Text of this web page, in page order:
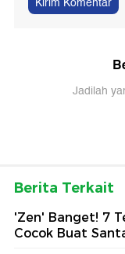
Jadilah
Berita Terkait
'Zen' Banget! 7
Cocok Buat